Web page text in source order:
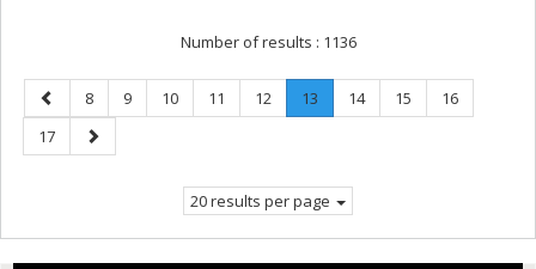
Number of results : 1136
Previous
page
Page
8 Page
9 Page
10 Page
11 Page
12 Page
13
Current
Page
14 Page
15 Page
16
Page
17
Next
page
20 results per page